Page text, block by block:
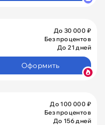
До 30 000 ₽
Без процентов
До 21 дней
Оформить
До 100 000 ₽
Без процентов
До 156 дней